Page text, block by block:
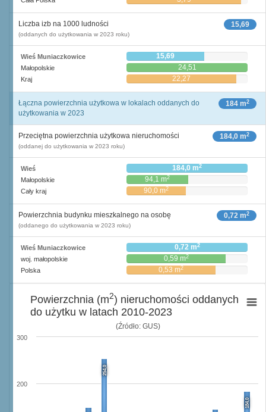
15,69
Liczba izb na 1000 ludności
(oddanych do użytkowania w 2023 roku)
Wieś Muniaczkowice 15,69
Małopolskie 24,51
Kraj 22,27
184 m2
Łączna powierzchnia użytkowa w lokalach oddanych do
użytkowania w 2023
184,0 m2
Przeciętna powierzchnia użytkowa nieruchomości
(oddanej do użytkowania w 2023 roku)
Wieś 184,0 m2
Małopolskie 94,1 m2
Cały kraj 90,0 m2
0,72 m2
Powierzchnia budynku mieszkalnego na osobę
(oddanego do użytkowania w 2023 roku)
Wieś Muniaczkowice 0,72 m2
woj. małopolskie 0,59 m2
Polska 0,53 m2
(Źródło: GUS)
254,0
184,0
200
300
Powierzchnia (m2) nieruchomości oddanych
do użytku w latach 2010-2023